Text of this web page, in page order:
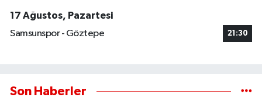
17 Ağustos, Pazartesi
Samsunspor - Göztepe
21:30
Son Haberler